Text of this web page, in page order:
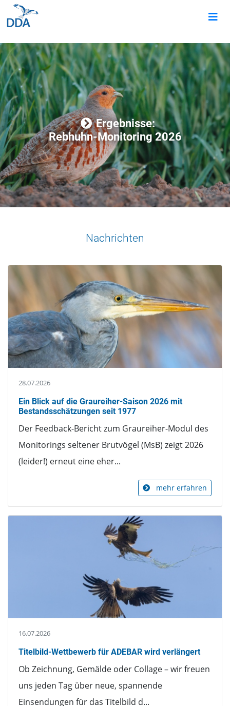
Ergebnisse:
Rebhuhn-Monitoring 2026
Nachrichten
28.07.2026
Ein Blick auf die Graureiher-Saison 2026 mit
Bestandsschätzungen seit 1977
Der Feedback-Bericht zum Graureiher-Modul des
Monitorings seltener Brutvögel (MsB) zeigt 2026
(leider!) erneut eine eher...
mehr erfahren
16.07.2026
Titelbild-Wettbewerb für ADEBAR wird verlängert
Ob Zeichnung, Gemälde oder Collage – wir freuen
uns jeden Tag über neue, spannende
Einsendungen für das Titelbild d...